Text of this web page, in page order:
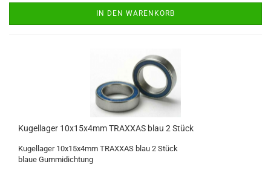
IN DEN WARENKORB
Kugellager 10x15x4mm TRAXXAS blau 2 Stück
Kugellager 10x15x4mm TRAXXAS blau 2 Stück
blaue Gummidichtung